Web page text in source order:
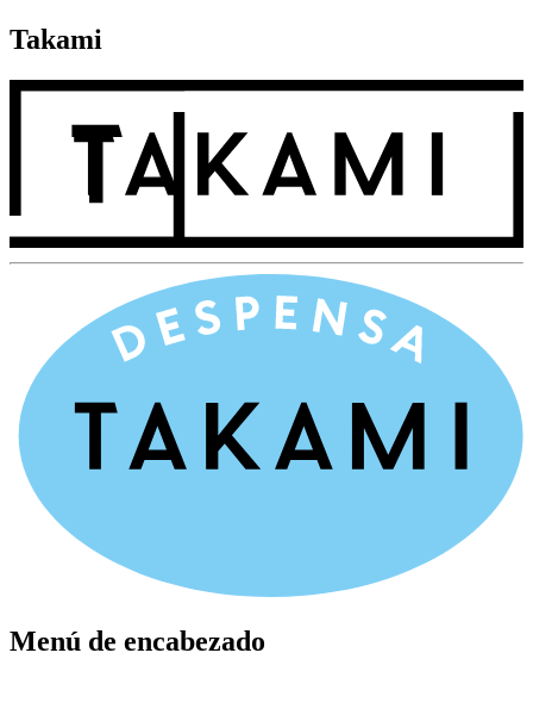
Takami
Menú de encabezado